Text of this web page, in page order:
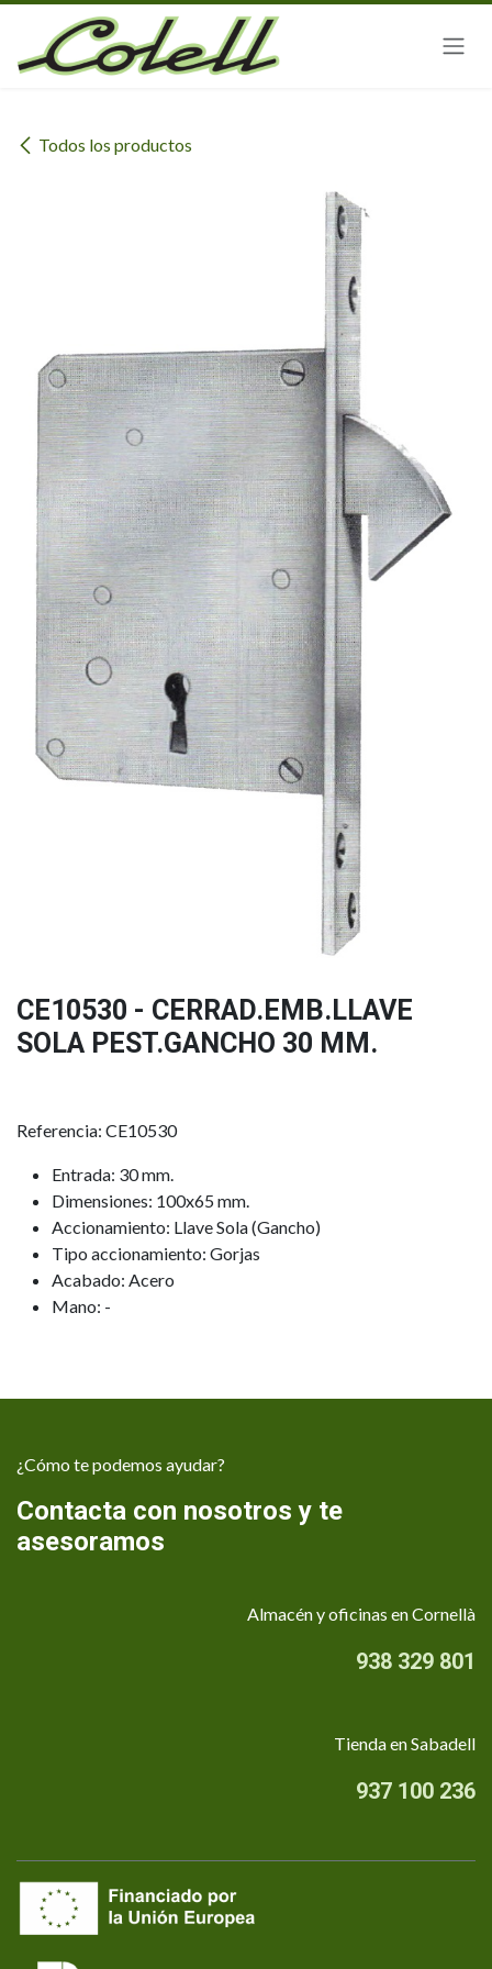
Ir al contenido
Todos los productos
CE10530 - CERRAD.EMB.LLAVE
SOLA PEST.GANCHO 30 MM.
Referencia: CE10530
Entrada: 30 mm.
Dimensiones: 100x65 mm.
Accionamiento: Llave Sola (Gancho)
Tipo accionamiento: Gorjas
Acabado: Acero
Mano: -
¿Cómo te podemos ayudar?
Contacta con nosotros y te
asesoramos
Almacén y oficinas en Cornellà
938 329 801
Tienda en Sabadell
937 100 236